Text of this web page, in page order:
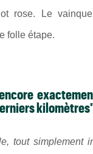
rose. Le
folle étape.
tout simplement